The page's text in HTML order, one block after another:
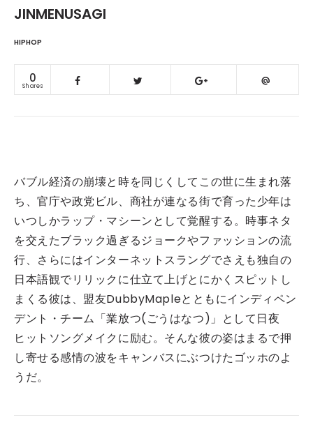
JINMENUSAGI
HIPHOP
0
Shares
バブル経済の崩壊と時を同じくしてこの世に生まれ落
ち、官庁や政党ビル、商社が連なる街で育った少年は
いつしかラップ・マシーンとして覚醒する。時事ネタ
を交えたブラック過ぎるジョークやファッションの流
行、さらにはインターネットスラングでさえも独自の
日本語観でリリックに仕立て上げとにかくスピットし
まくる彼は、盟友DubbyMapleとともにインディペン
デント・チーム「業放つ(ごうはなつ)」として日夜
ヒットソングメイクに励む。そんな彼の姿はまるで押
し寄せる感情の波をキャンバスにぶつけたゴッホのよ
うだ。